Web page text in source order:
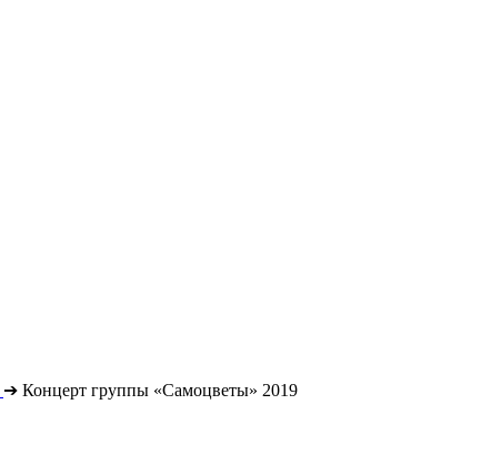
➔ Концерт группы «Самоцветы» 2019